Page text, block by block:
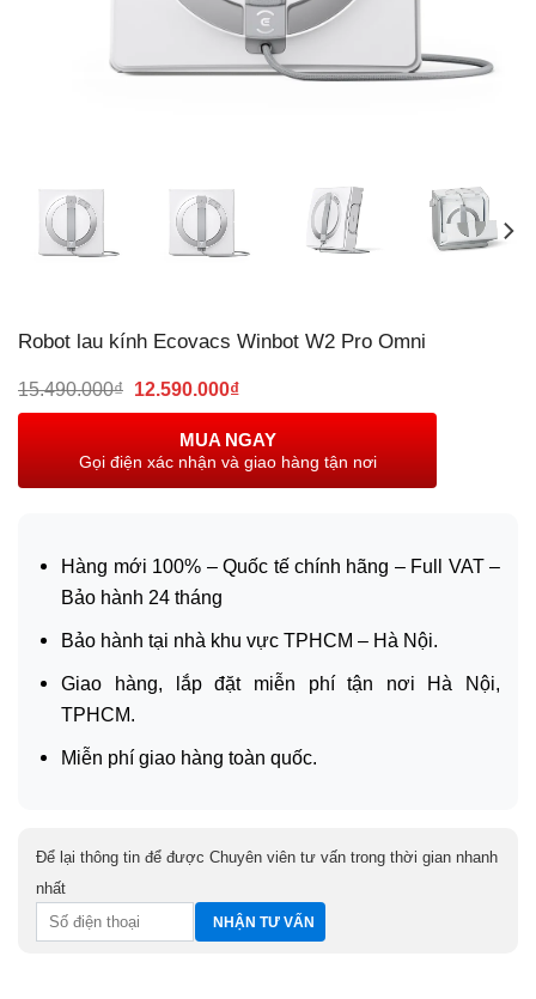
Robot lau kính Ecovacs Winbot W2 Pro Omni
15.490.000₫ Giá
15.490.000₫.
12.590.000₫Giá
là:
12.590.000₫.
MUA NGAY
Gọi điện xác nhận và giao hàng tận nơi
Hàng mới 100% – Quốc tế chính hãng – Full VAT –
Bảo hành 24 tháng
Bảo hành tại nhà khu vực TPHCM – Hà Nội.
Giao hàng, lắp đặt miễn phí tận nơi Hà Nội,
TPHCM.
Miễn phí giao hàng toàn quốc.
Để lại thông tin để được Chuyên viên tư vấn trong thời gian nhanh
nhất